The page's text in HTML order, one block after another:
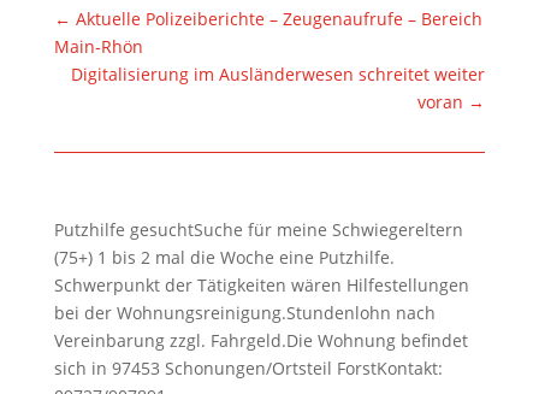
← Aktuelle Polizeiberichte – Zeugenaufrufe – Bereich
Main-Rhön
Digitalisierung im Ausländerwesen schreitet weiter
voran →
Putzhilfe gesuchtSuche für meine Schwiegereltern
(75+) 1 bis 2 mal die Woche eine Putzhilfe.
Schwerpunkt der Tätigkeiten wären Hilfestellungen
bei der Wohnungsreinigung.Stundenlohn nach
Vereinbarung zzgl. Fahrgeld.Die Wohnung befindet
sich in 97453 Schonungen/Ortsteil ForstKontakt: